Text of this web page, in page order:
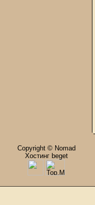
Copyright © Nomad
Хостинг beget